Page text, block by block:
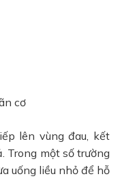
cơ
lên vùng đau, kết
Trong một số trường
uống liều nhỏ để hỗ